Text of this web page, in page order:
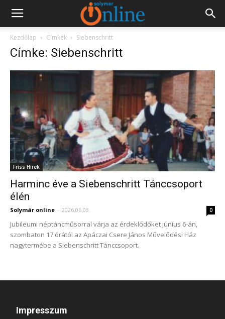
Kezdőlap Címkék Siebenschritt
Címke: Siebenschritt
Friss Hírek
Harminc éve a Siebenschritt Tánccsoport
élén
Solymár online - 2026.06.03. 0
Jubileumi néptáncműsorral várja az érdeklődőket június 6-án,
szombaton 17 órától az Apáczai Csere János Művelődési Ház
nagytermébe a Siebenschritt Tánccsoport.
Impresszum